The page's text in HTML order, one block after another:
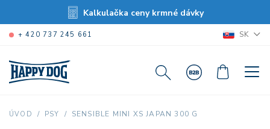
Kalkulačka ceny krmné dávky
+ 420 737 245 661 SK
ÚVOD PSY SENSIBLE MINI XS JAPAN 300 G